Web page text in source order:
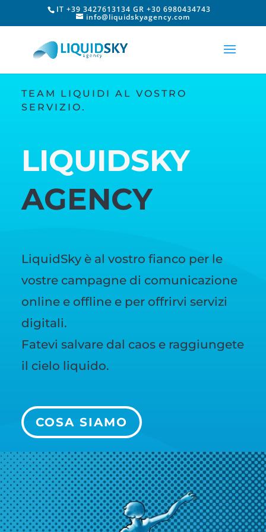
IT +39 3427613134 GR +30 6980434743
info@liquidskyagency.com
TEAM LIQUIDI AL VOSTRO
SERVIZIO.
LIQUIDSKY
AGENCY
LiquidSky è al vostro fianco per le
vostre campagne di comunicazione
online e offline e per offrirvi servizi
digitali.
Fatevi salvare dal caos e raggiungete
il cielo liquido.
COSA SIAMO